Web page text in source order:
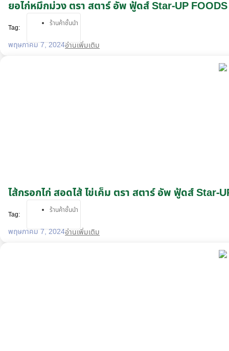
ยอไก่หมึกม่วง ตรา สตาร์ อัพ ฟู้ดส์ Star-UP FOODS
Tag: ร้านค้าชั้นนำ
พฤษภาคม 7, 2024อ่านเพิ่มเติม
ไส้กรอกไก่ สอดไส้ ไข่เค็ม ตรา สตาร์ อัพ ฟู้ดส์ Star-
Tag: ร้านค้าชั้นนำ
พฤษภาคม 7, 2024อ่านเพิ่มเติม